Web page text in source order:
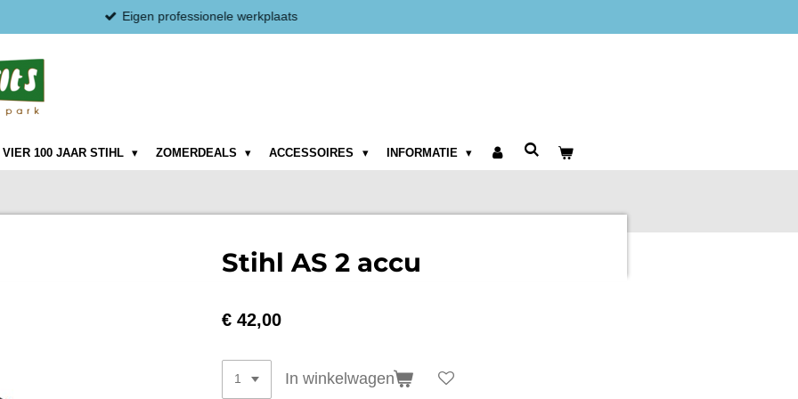
Eigen professionele werkplaats
VIER 100 JAAR STIHL ZOMERDEALS ACCESSOIRES INFORMATIE
Stihl AS 2 accu
€ 42,00
In winkelwagen